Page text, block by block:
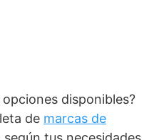
disponibles?
de marcas de